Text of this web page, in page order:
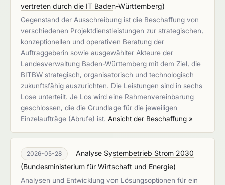
vertreten durch die IT Baden-Württemberg)
Gegenstand der Ausschreibung ist die Beschaffung von
verschiedenen Projektdienstleistungen zur strategischen,
konzeptionellen und operativen Beratung der
Auftraggeberin sowie ausgewählter Akteure der
Landesverwaltung Baden-Württemberg mit dem Ziel, die
BITBW strategisch, organisatorisch und technologisch
zukunftsfähig auszurichten. Die Leistungen sind in sechs
Lose unterteilt. Je Los wird eine Rahmenvereinbarung
geschlossen, die die Grundlage für die jeweiligen
Einzelaufträge (Abrufe) ist. Ansicht der Beschaffung »
2026-05-28
Analyse Systembetrieb Strom 2030
(Bundesministerium für Wirtschaft und Energie)
Analysen und Entwicklung von Lösungsoptionen für ein